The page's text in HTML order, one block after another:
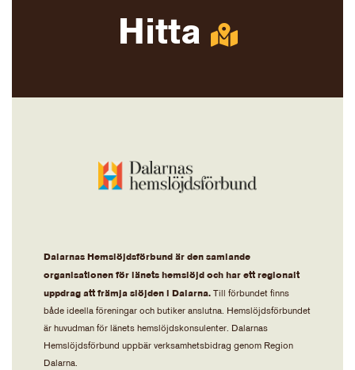
Hitta
Dalarnas Hemslöjdsförbund är den samlande
organisationen för länets hemslöjd och har ett regionalt
uppdrag att främja slöjden i Dalarna. Till förbundet finns
både ideella föreningar och butiker anslutna. Hemslöjdsförbundet
är huvudman för länets hemslöjdskonsulenter. Dalarnas
Hemslöjdsförbund uppbär verksamhetsbidrag genom Region
Dalarna.